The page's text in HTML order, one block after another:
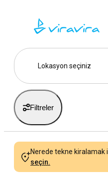
Lokasyon seçiniz
Filtreler
Nerede tekne kiralamak
seçin.